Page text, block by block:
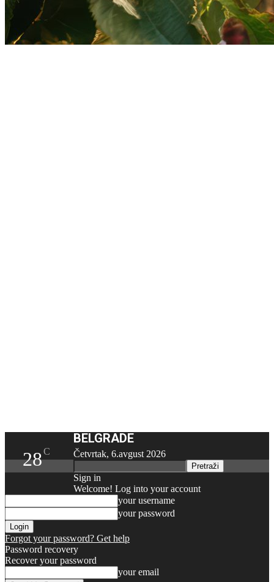
28C
BELGRADE
Četvrtak, 6.avgust 2026
Sign in
Welcome! Log into your account
your username
your password
Forgot your password? Get help
Password recovery
Recover your password
your email